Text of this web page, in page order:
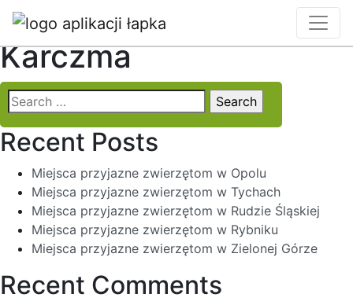
Locality:Nowa
Karczma
Search
for:
Recent Posts
Miejsca przyjazne zwierzętom w Opolu
Miejsca przyjazne zwierzętom w Tychach
Miejsca przyjazne zwierzętom w Rudzie Śląskiej
Miejsca przyjazne zwierzętom w Rybniku
Miejsca przyjazne zwierzętom w Zielonej Górze
Recent Comments